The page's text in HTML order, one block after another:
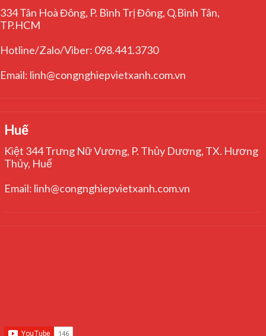
334 Tân Hoà Đông, P. Bình Trị Đông, Q.Bình Tân,
TP.HCM
Hotline/Zalo/Viber: 098.441.3730
Email: linh@congnghiepvietxanh.com.vn
Huế
Kiệt 344 Trưng Nữ Vương, P. Thủy Dương, TX. Hương
Thủy, Huế
Email: linh@congnghiepvietxanh.com.vn